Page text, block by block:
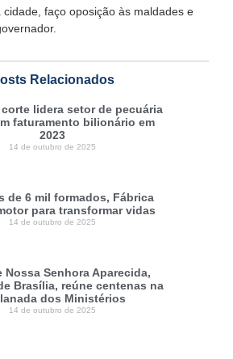
cidade, faço oposição às maldades e
Relacionados
lidera setor de pecuária
faturamento bilionário em
2023
14 de outubro de 2025
de 6 mil formados, Fábrica
para transformar vidas
14 de outubro de 2025
Nossa Senhora Aparecida,
Brasília, reúne centenas na
dos Ministérios
14 de outubro de 2025